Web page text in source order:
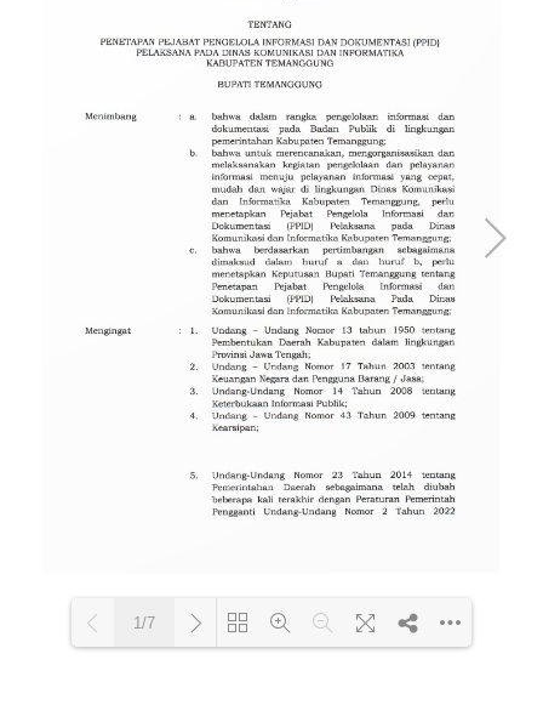
1/7